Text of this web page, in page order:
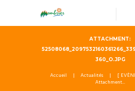
ATTACHMENT:
360_O.JPG
Accueil Actualités
[
Attachment...